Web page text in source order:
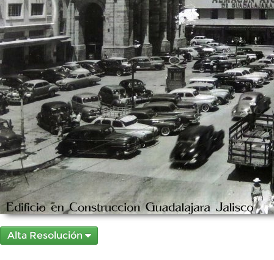
Alta Resolución